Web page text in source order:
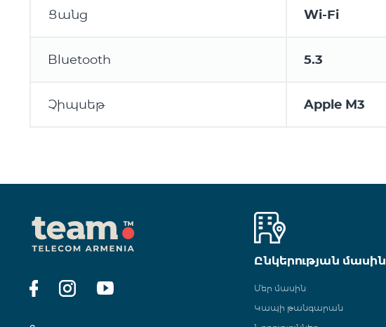
Ցանց Wi-Fi
Bluetooth 5.3
Չիպսեթ Apple M3
Ընկերության մասին
Մեր մասին
Կապի թանգարան